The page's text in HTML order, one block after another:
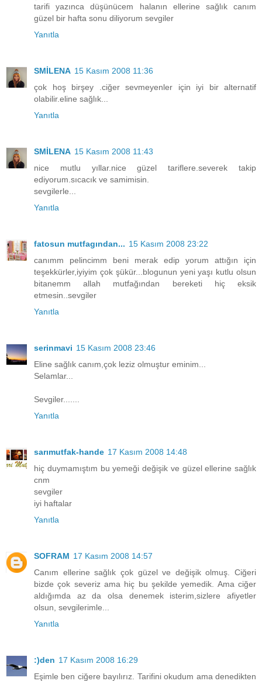
tarifi yazınca düşünücem halanın ellerine sağlık canım
güzel bir hafta sonu diliyorum sevgiler
Yanıtla
SMİLENA 15 Kasım 2008 11:36
çok hoş birşey .ciğer sevmeyenler için iyi bir alternatif
olabilir.eline sağlık...
Yanıtla
SMİLENA 15 Kasım 2008 11:43
nice mutlu yıllar.nice güzel tariflere.severek takip
ediyorum.sıcacık ve samimisin.
sevgilerle...
Yanıtla
fatosun mutfagından... 15 Kasım 2008 23:22
canımm pelincimm beni merak edip yorum attığın için
teşekkürler,iyiyim çok şükür...blogunun yeni yaşı kutlu olsun
bitanemm allah mutfağından bereketi hiç eksik
etmesin..sevgiler
Yanıtla
serinmavi 15 Kasım 2008 23:46
Eline sağlık canım,çok leziz olmuştur eminim...
Selamlar...
Sevgiler.......
Yanıtla
sarımutfak-hande 17 Kasım 2008 14:48
hiç duymamıştım bu yemeği değişik ve güzel ellerine sağlık
cnm
sevgiler
iyi haftalar
Yanıtla
SOFRAM 17 Kasım 2008 14:57
Canım ellerine sağlık çok güzel ve değişik olmuş. Ciğeri
bizde çok severiz ama hiç bu şekilde yemedik. Ama ciğer
aldığımda az da olsa denemek isterim,sizlere afiyetler
olsun, sevgilerimle...
Yanıtla
:)den 17 Kasım 2008 16:29
Eşimle ben ciğere bayılırız. Tarifini okudum ama denedikten